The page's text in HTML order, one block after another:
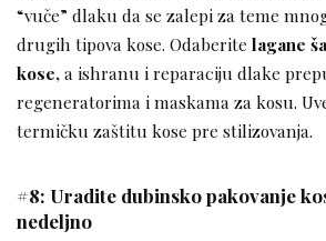
“vuče” dlaku da se zalepi za teme
drugih tipova kose. Odaberite lagane
kose,a ishranu i reparaciju dlake
regeneratorima i maskama za kosu.
termičku zaštitu kose pre stilizovanja.
#8: Uradite dubinsko pakovanje
nedeljno